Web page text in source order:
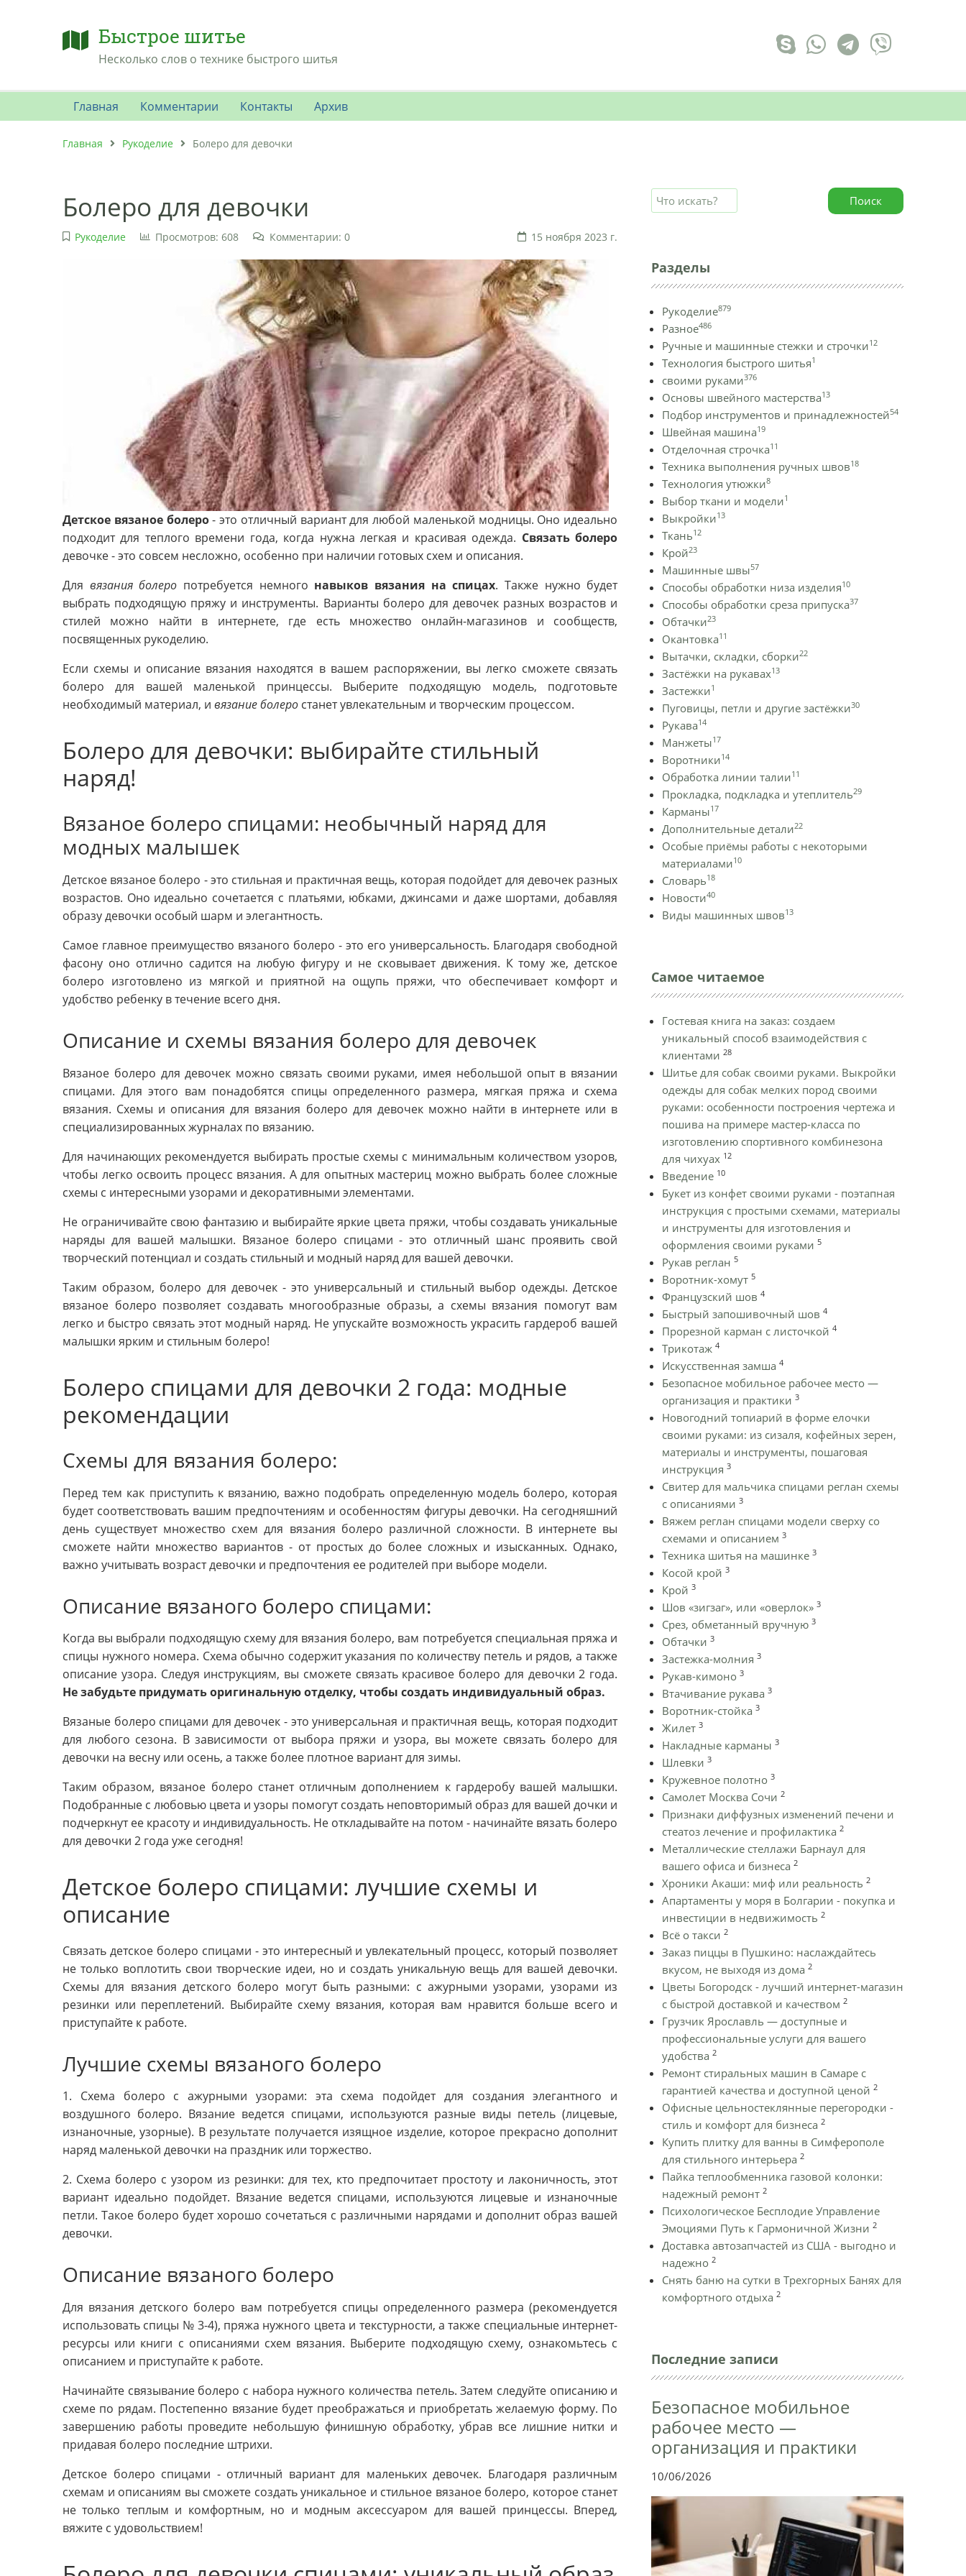
Быстрое шитье
Несколько слов о технике быстрого шитья
Главная Комментарии Контакты Архив
Главная Рукоделие Болеро для девочки
Болеро для девочки
Рукоделие Просмотров: 608 Комментарии: 0 15 ноября 2023 г.
Детское вязаное болеро- это отличный вариант для любой маленькой модницы. Оно идеально
подходит для теплого времени года, когда нужна легкая и красивая одежда. Связать болеро
девочке - это совсем несложно, особенно при наличии готовых схем и описания.
Для вязания болеро потребуется немного навыков вязания на спицах. Также нужно будет
выбрать подходящую пряжу и инструменты. Варианты болеро для девочек разных возрастов и
стилей можно найти в интернете, где есть множество онлайн-магазинов и сообществ,
посвященных рукоделию.
Если схемы и описание вязания находятся в вашем распоряжении, вы легко сможете связать
болеро для вашей маленькой принцессы. Выберите подходящую модель, подготовьте
необходимый материал, и вязание болеро станет увлекательным и творческим процессом.
Болеро для девочки: выбирайте стильный
наряд!
Вязаное болеро спицами: необычный наряд для
модных малышек
Детское вязаное болеро - это стильная и практичная вещь, которая подойдет для девочек разных
возрастов. Оно идеально сочетается с платьями, юбками, джинсами и даже шортами, добавляя
образу девочки особый шарм и элегантность.
Самое главное преимущество вязаного болеро - это его универсальность. Благодаря свободной
фасону оно отлично садится на любую фигуру и не сковывает движения. К тому же, детское
болеро изготовлено из мягкой и приятной на ощупь пряжи, что обеспечивает комфорт и
удобство ребенку в течение всего дня.
Описание и схемы вязания болеро для девочек
Вязаное болеро для девочек можно связать своими руками, имея небольшой опыт в вязании
спицами. Для этого вам понадобятся спицы определенного размера, мягкая пряжа и схема
вязания. Схемы и описания для вязания болеро для девочек можно найти в интернете или в
специализированных журналах по вязанию.
Для начинающих рекомендуется выбирать простые схемы с минимальным количеством узоров,
чтобы легко освоить процесс вязания. А для опытных мастериц можно выбрать более сложные
схемы с интересными узорами и декоративными элементами.
Не ограничивайте свою фантазию и выбирайте яркие цвета пряжи, чтобы создавать уникальные
наряды для вашей малышки. Вязаное болеро спицами - это отличный шанс проявить свой
творческий потенциал и создать стильный и модный наряд для вашей девочки.
Таким образом, болеро для девочек - это универсальный и стильный выбор одежды. Детское
вязаное болеро позволяет создавать многообразные образы, а схемы вязания помогут вам
легко и быстро связать этот модный наряд. Не упускайте возможность украсить гардероб вашей
малышки ярким и стильным болеро!
Болеро спицами для девочки 2 года: модные
рекомендации
Схемы для вязания болеро:
Перед тем как приступить к вязанию, важно подобрать определенную модель болеро, которая
будет соответствовать вашим предпочтениям и особенностям фигуры девочки. На сегодняшний
день существует множество схем для вязания болеро различной сложности. В интернете вы
сможете найти множество вариантов - от простых до более сложных и изысканных. Однако,
важно учитывать возраст девочки и предпочтения ее родителей при выборе модели.
Описание вязаного болеро спицами:
Когда вы выбрали подходящую схему для вязания болеро, вам потребуется специальная пряжа и
спицы нужного номера. Схема обычно содержит указания по количеству петель и рядов, а также
описание узора. Следуя инструкциям, вы сможете связать красивое болеро для девочки 2 года.
Не забудьте придумать оригинальную отделку, чтобы создать индивидуальный образ.
Вязаные болеро спицами для девочек - это универсальная и практичная вещь, которая подходит
для любого сезона. В зависимости от выбора пряжи и узора, вы можете связать болеро для
девочки на весну или осень, а также более плотное вариант для зимы.
Таким образом, вязаное болеро станет отличным дополнением к гардеробу вашей малышки.
Подобранные с любовью цвета и узоры помогут создать неповторимый образ для вашей дочки и
подчеркнут ее красоту и индивидуальность. Не откладывайте на потом - начинайте вязать болеро
для девочки 2 года уже сегодня!
Детское болеро спицами: лучшие схемы и
описание
Связать детское болеро спицами - это интересный и увлекательный процесс, который позволяет
не только воплотить свои творческие идеи, но и создать уникальную вещь для вашей девочки.
Схемы для вязания детского болеро могут быть разными: с ажурными узорами, узорами из
резинки или переплетений. Выбирайте схему вязания, которая вам нравится больше всего и
приступайте к работе.
Лучшие схемы вязаного болеро
1. Схема болеро с ажурными узорами: эта схема подойдет для создания элегантного и
воздушного болеро. Вязание ведется спицами, используются разные виды петель (лицевые,
изнаночные, узорные). В результате получается изящное изделие, которое прекрасно дополнит
наряд маленькой девочки на праздник или торжество.
2. Схема болеро с узором из резинки: для тех, кто предпочитает простоту и лаконичность, этот
вариант идеально подойдет. Вязание ведется спицами, используются лицевые и изнаночные
петли. Такое болеро будет хорошо сочетаться с различными нарядами и дополнит образ вашей
девочки.
Описание вязаного болеро
Для вязания детского болеро вам потребуется спицы определенного размера (рекомендуется
использовать спицы № 3-4), пряжа нужного цвета и текстурности, а также специальные интернет-
ресурсы или книги с описаниями схем вязания. Выберите подходящую схему, ознакомьтесь с
описанием и приступайте к работе.
Начинайте связывание болеро с набора нужного количества петель. Затем следуйте описанию и
схеме по рядам. Постепенно вязание будет преображаться и приобретать желаемую форму. По
завершению работы проведите небольшую финишную обработку, убрав все лишние нитки и
придавая болеро последние штрихи.
Детское болеро спицами - отличный вариант для маленьких девочек. Благодаря различным
схемам и описаниям вы сможете создать уникальное и стильное вязаное болеро, которое станет
не только теплым и комфортным, но и модным аксессуаром для вашей принцессы. Вперед,
вяжите с удовольствием!
Поиск
Разделы
Рукоделие879
Разное486
Ручные и машинные стежки и строчки12
Технология быстрого шитья1
своими руками376
Основы швейного мастерства13
Подбор инструментов и принадлежностей54
Швейная машина19
Отделочная строчка11
Техника выполнения ручных швов18
Технология утюжки8
Выбор ткани и модели1
Выкройки13
Ткань12
Крой23
Машинные швы57
Способы обработки низа изделия10
Способы обработки среза припуска37
Обтачки23
Окантовка11
Вытачки, складки, сборки22
Застёжки на рукавах13
Застежки1
Пуговицы, петли и другие застёжки30
Рукава14
Манжеты17
Воротники14
Обработка линии талии11
Прокладка, подкладка и утеплитель29
Карманы17
Дополнительные детали22
Особые приёмы работы с некоторыми
материалами10
Словарь18
Новости40
Виды машинных швов13
Самое читаемое
Гостевая книга на заказ: создаем
уникальный способ взаимодействия с
клиентами 28
Шитье для собак своими руками. Выкройки
одежды для собак мелких пород своими
руками: особенности построения чертежа и
пошива на примере мастер-класса по
изготовлению спортивного комбинезона
для чихуах 12
Введение 10
Букет из конфет своими руками - поэтапная
инструкция с простыми схемами, материалы
и инструменты для изготовления и
оформления своими руками 5
Рукав реглан 5
Воротник-хомут 5
Французский шов 4
Быстрый запошивочный шов 4
Прорезной карман с листочкой 4
Трикотаж 4
Искусственная замша 4
Безопасное мобильное рабочее место —
организация и практики 3
Новогодний топиарий в форме елочки
своими руками: из сизаля, кофейных зерен,
материалы и инструменты, пошаговая
инструкция 3
Cвитер для мальчика спицами реглан схемы
с описаниями 3
Вяжем реглан спицами модели сверху со
схемами и описанием 3
Техника шитья на машинке 3
Косой крой 3
Крой 3
Шов «зигзаг», или «оверлок» 3
Срез, обметанный вручную 3
Обтачки 3
Застежка-молния 3
Рукав-кимоно 3
Втачивание рукава 3
Воротник-стойка 3
Жилет 3
Накладные карманы 3
Шлевки 3
Кружевное полотно 3
Самолет Москва Сочи 2
Признаки диффузных изменений печени и
стеатоз лечение и профилактика 2
Металлические стеллажи Барнаул для
вашего офиса и бизнеса 2
Хроники Акаши: миф или реальность 2
Апартаменты у моря в Болгарии - покупка и
инвестиции в недвижимость 2
Всё о такси 2
Заказ пиццы в Пушкино: наслаждайтесь
вкусом, не выходя из дома 2
Цветы Богородск - лучший интернет-магазин
с быстрой доставкой и качеством 2
Грузчик Ярославль — доступные и
профессиональные услуги для вашего
удобства 2
Ремонт стиральных машин в Самаре с
гарантией качества и доступной ценой 2
Офисные цельностеклянные перегородки -
стиль и комфорт для бизнеса 2
Купить плитку для ванны в Симферополе
для стильного интерьера 2
Пайка теплообменника газовой колонки:
надежный ремонт 2
Психологическое Бесплодие Управление
Эмоциями Путь к Гармоничной Жизни 2
Доставка автозапчастей из США - выгодно и
надежно 2
Снять баню на сутки в Трехгорных Банях для
комфортного отдыха 2
Последние записи
Безопасное мобильное
рабочее место —
организация и практики
10/06/2026